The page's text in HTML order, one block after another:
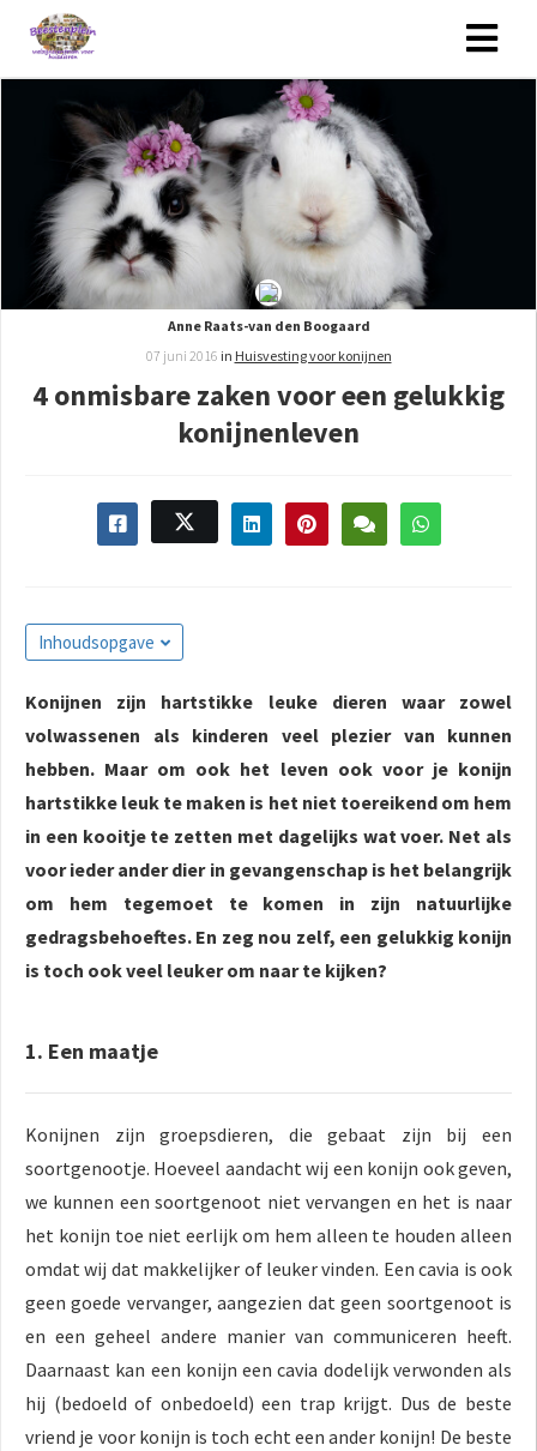
Anne Raats-van den Boogaard
07 juni 2016 in Huisvesting voor konijnen
4 onmisbare zaken voor een gelukkig
konijnenleven
Inhoudsopgave
Konijnen zijn hartstikke leuke dieren waar zowel
volwassenen als kinderen veel plezier van kunnen
hebben. Maar om ook het leven ook voor je konijn
hartstikke leuk te maken is het niet toereikend om hem
in een kooitje te zetten met dagelijks wat voer. Net als
voor ieder ander dier in gevangenschap is het belangrijk
om hem tegemoet te komen in zijn natuurlijke
gedragsbehoeftes. En zeg nou zelf, een gelukkig konijn
is toch ook veel leuker om naar te kijken?
1. Een maatje
Konijnen zijn groepsdieren, die gebaat zijn bij een
soortgenootje. Hoeveel aandacht wij een konijn ook geven,
we kunnen een soortgenoot niet vervangen en het is naar
het konijn toe niet eerlijk om hem alleen te houden alleen
omdat wij dat makkelijker of leuker vinden. Een cavia is ook
geen goede vervanger, aangezien dat geen soortgenoot is
en een geheel andere manier van communiceren heeft.
Daarnaast kan een konijn een cavia dodelijk verwonden als
hij (bedoeld of onbedoeld) een trap krijgt. Dus de beste
vriend je voor konijn is toch echt een ander konijn! De beste